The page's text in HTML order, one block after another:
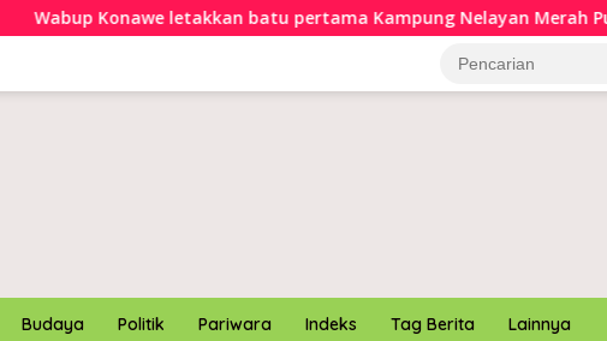
Wabup Konawe letakkan batu pertama Kampung Nelayan Merah Putih
Budaya Politik Pariwara Indeks Tag Berita Lainnya